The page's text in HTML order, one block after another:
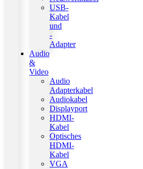
USB-
Kabel
und
-
Adapter
Audio
&
Video
Audio
Adapterkabel
Audiokabel
Displayport
HDMI-
Kabel
Optisches
HDMI-
Kabel
VGA